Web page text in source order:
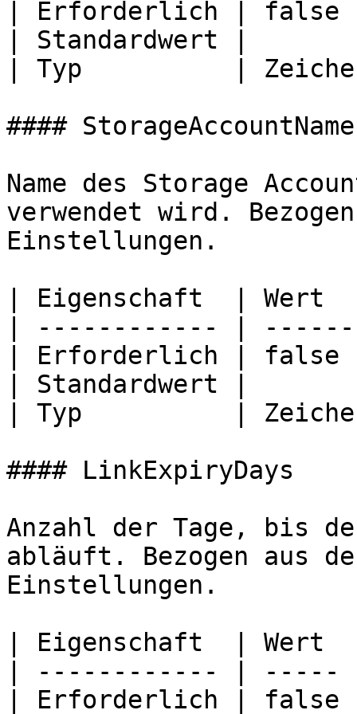
| Erforderlich |
| Standardwert |
| Typ          |
#### StorageAccountName
Name des Storage
verwendet wird.
Einstellungen.
| Eigenschaft  |
| ------------ |
| Erforderlich |
| Standardwert |
| Typ          |
#### LinkExpiryDays
Anzahl der Tage, bis
abläuft. Bezogen aus
Einstellungen.
| Eigenschaft  | Wert
| ------------ | -----
| Erforderlich | false